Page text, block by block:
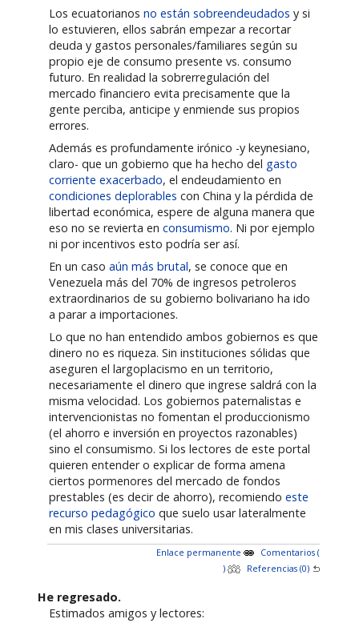
Los ecuatorianosno están sobreendeudados y si
lo estuvieren, ellos sabrán empezar a recortar
deuda y gastos personales/familiares según su
propio eje de consumo presente vs. consumo
futuro. En realidad la sobrerregulación del
mercado financiero evita precisamente que la
gente perciba, anticipe y enmiende sus propios
errores.
Además es profundamente irónico -y keynesiano,
claro- que un gobierno que ha hecho del gasto
corriente exacerbado, el endeudamiento en
condiciones deplorables con China y la pérdida de
libertad económica, espere de alguna manera que
eso no se revierta enconsumismo. Ni por ejemplo
ni por incentivos esto podría ser así.
En un casoaún más brutal, se conoce que en
Venezuela más del 70% de ingresos petroleros
extraordinarios de su gobierno bolivariano ha ido
a parar a importaciones.
Lo que no han entendido ambos gobiernos es que
dinero no es riqueza. Sin instituciones sólidas que
aseguren el largoplacismo en un territorio,
necesariamente el dinero que ingrese saldrá con la
misma velocidad. Los gobiernos paternalistas e
intervencionistas no fomentan el produccionismo
(el ahorro e inversión en proyectos razonables)
sino el consumismo. Si los lectores de este portal
quieren entender o explicar de forma amena
ciertos pormenores del mercado de fondos
prestables (es decir de ahorro), recomiendoeste
recurso pedagógico que suelo usar lateralmente
en mis clases universitarias.
Enlace permanente
Comentarios (
)
Referencias (0)
He regresado.
Estimados amigos y lectores: